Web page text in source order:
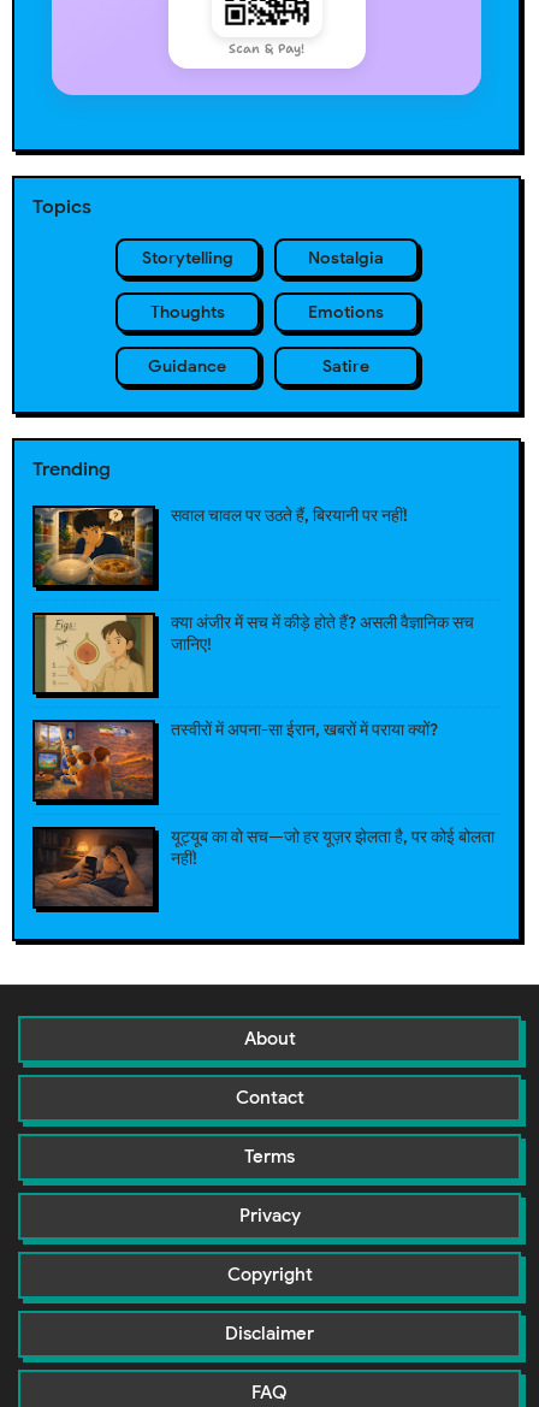
Scan & Pay!
Topics
Storytelling Nostalgia
Thoughts Emotions
Guidance Satire
Trending
सवाल चावल पर उठते हैं, बिरयानी पर नहीं!
क्या अंजीर में सच में कीड़े होते हैं? असली वैज्ञानिक सच
जानिए!
तस्वीरों में अपना-सा ईरान, खबरों में पराया क्यों?
यूट्यूब का वो सच—जो हर यूज़र झेलता है, पर कोई बोलता
नहीं!
About
Contact
Terms
Privacy
Copyright
Disclaimer
FAQ